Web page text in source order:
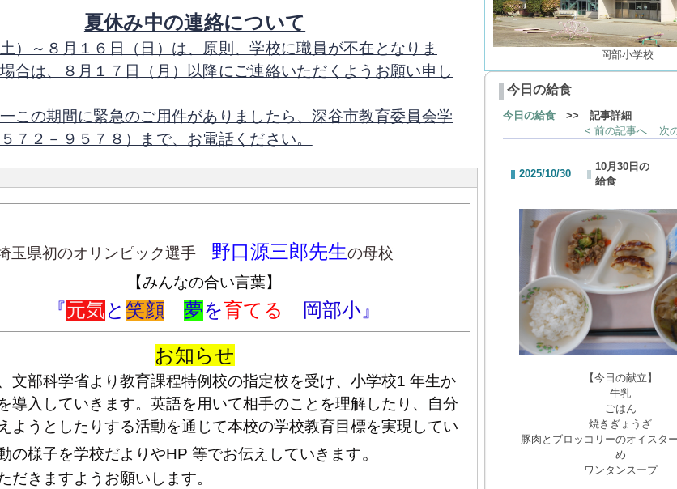
夏休み中の連絡について
）～８月１６日（日）は、原則、学校に職員が不在となりま
合は、８月１７日（月）以降にご連絡いただくようお願い申し
この期間に緊急のご用件がありましたら、深谷市教育委員会学
７２－９５７８）まで、お電話ください。
玉県初のオリンピック選手 野口源三郎先生の母校
【みんなの合い言葉】
『元気と 笑顔 夢を育てる 岡部小』
お知らせ
文部科学省より教育課程特例校の指定校を受け、小学校1 年生か
導入していきます。英語を用いて相手のことを理解したり、自分
ようとしたりする活動を通じて本校の学校教育目標を実現してい
の様子を学校だよりやHP 等でお伝えしていきます。
だきますようお願いします。
岡部小学校
今日の給食
今日の給食 >> 記事詳細
< 前の記事へ
次
2025/10/30
10月30日の
給食
【今日の献立】
牛乳
ごはん
焼きぎょうざ
豚肉とブロッコリーのオイスタ
め
ワンタンスープ